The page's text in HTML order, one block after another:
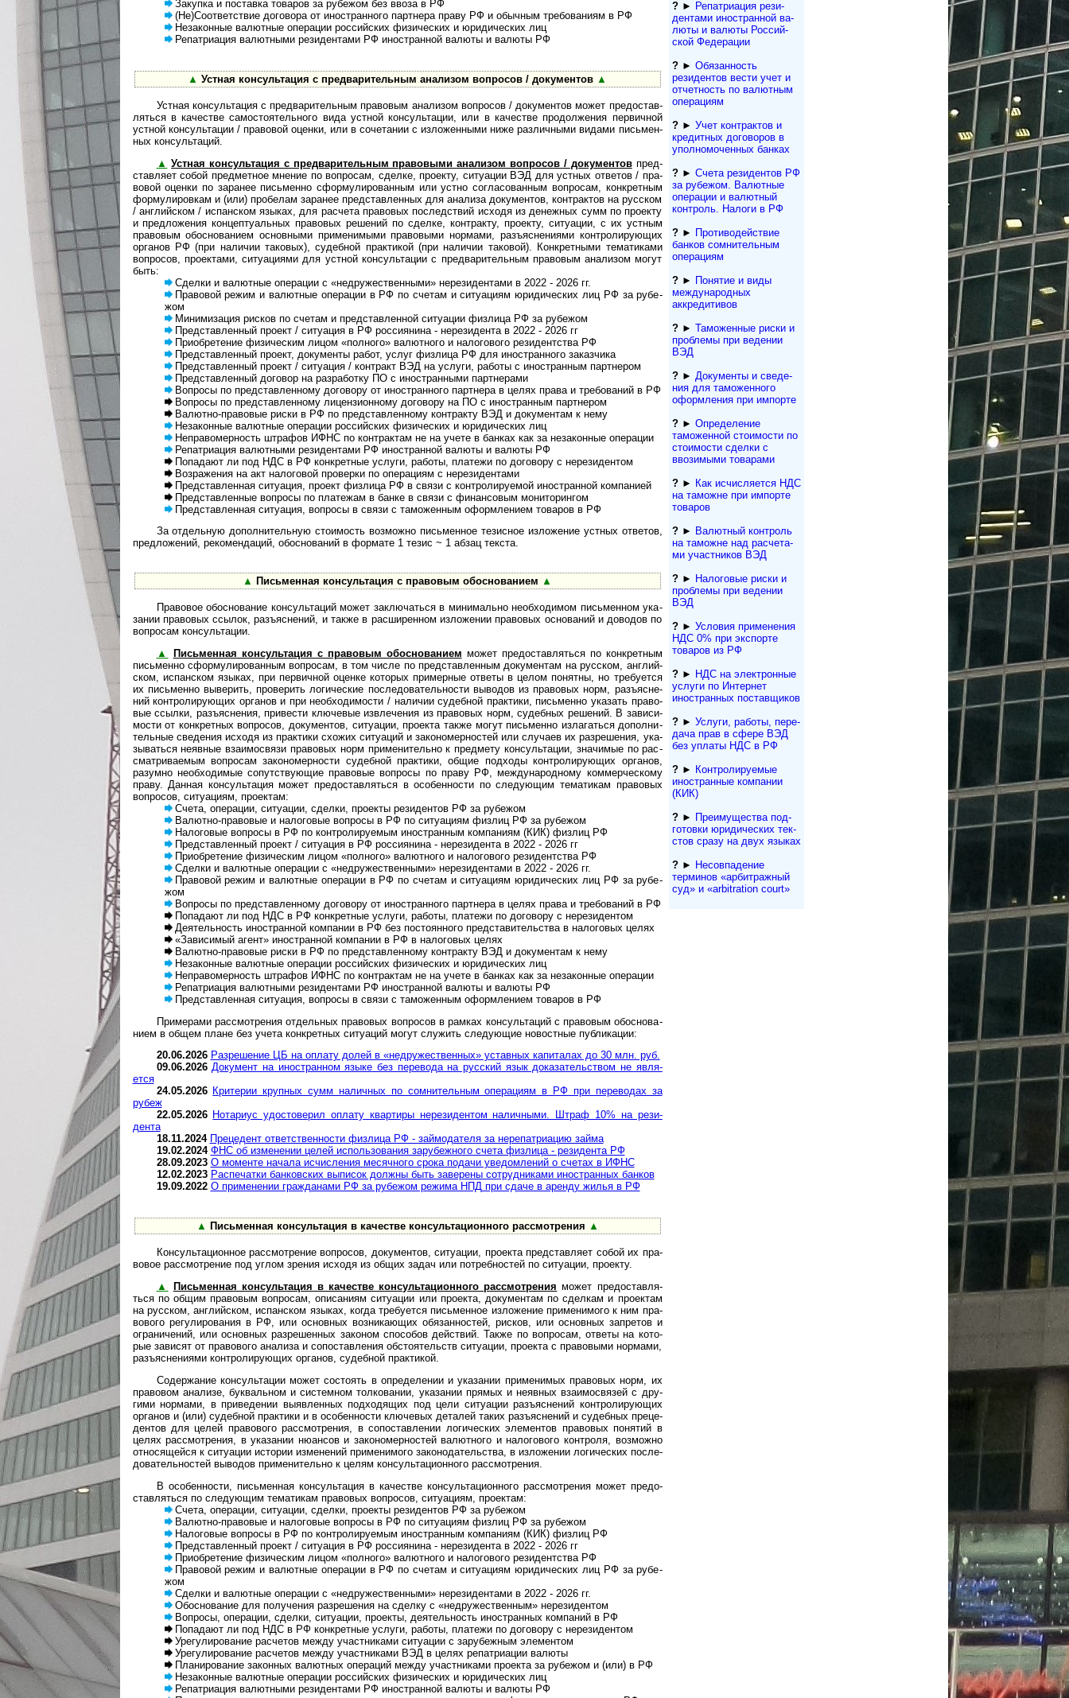
Закупка и поставка товаров за рубежом без ввоза в РФ
(Не)Соответствие договора от ино­ст­ран­ного парт­нера праву РФ и обыч­ным тре­бо­ва­ниям в РФ
Незаконные валютные операции рос­сий­ских физи­чес­ких и юри­ди­чес­ких лиц
Репатриация валютными резидентами РФ ино­ст­ран­ной валюты и валюты РФ
▲ Устная консультация с пред­ва­ри­тель­ным ана­ли­зом воп­ро­сов / доку­ментов ▲
Устная консультация с предварительным правовым ана­ли­зом воп­ро­сов / доку­мен­тов может пре­до­став­
ля­ться в каче­стве само­сто­я­тель­ного вида уст­ной кон­суль­та­ции, или в каче­стве про­дол­же­ния пер­вич­ной
уст­ной кон­суль­та­ции / пра­во­вой оце­нки, или в соче­та­нии с изло­жен­ными ниже раз­лич­ными видами пись­мен­
ных кон­суль­таций.
▲ Устная консультация с предварительным правовыми ана­ли­зом воп­ро­сов / доку­мен­товпред­
став­ляет собой пред­мет­ное мне­ние по воп­ро­сам, сде­лке, про­екту, ситу­ации ВЭД для уст­ных отве­тов / пра­
во­вой оце­нки по зара­нее пись­менно сфор­му­ли­ро­ван­ным или устно согла­со­ван­ным воп­ро­сам, кон­к­рет­ным
фор­му­ли­ров­кам и (или) про­бе­лам зара­нее пред­став­лен­ных для ана­лиза доку­мен­тов, кон­т­рак­тов на рус­ском
/ анг­лий­ском / испан­ском язы­ках, для рас­чета пра­во­вых пос­лед­ст­вий исходя из денеж­ных сумм по про­екту
и пред­ло­же­ния кон­цеп­ту­аль­ных пра­во­вых реше­ний по сде­лке, кон­т­ра­кту, про­екту, ситу­а­ции, с их уст­ным
пра­во­вым обо­сно­ва­нием основ­ными при­ме­ни­мыми пра­во­выми нор­мами, разъ­яс­не­ни­ями конт­ро­ли­рую­щих
орга­нов РФ (при нали­чии тако­вых), судеб­ной прак­ти­кой (при нали­чии тако­вой). Конк­рет­ными тема­ти­ками
воп­ро­сов, про­ек­тами, ситу­а­ци­ями для уст­ной кон­суль­та­ции с пред­ва­ри­тель­ным пра­во­вым ана­ли­зом могут
быть:
Сделки и валют­ные опе­ра­ции с «недру­жест­вен­ными» нере­зи­ден­тами в 2022 - 2026 гг.
Правовой режим и валютные операции в РФ по сче­там и ситу­а­циям юри­ди­чес­ких лиц РФ за рубе­
жом
Минимизация рисков по сче­там и пред­став­лен­ной ситу­а­ции физ­лица РФ за рубе­жом
Представленный про­ект / ситу­а­ция в РФ рос­сия­нина - нере­зи­дента в 2022 - 2026 гг
Приобретение физическим лицом «полного» валютного и налогового резидентства РФ
Представленный проект, документы работ, услуг физ­лица РФ для ино­ст­ран­ного заказ­чика
Представленный проект / ситуация / контракт ВЭД на услуги, работы с ино­ст­ран­ным парт­не­ром
Представленный договор на разработку ПО с ино­ст­ран­ными парт­не­рами
Вопросы по представленному договору от ино­ст­ран­ного парт­нера в целях права и тре­бо­ва­ний в РФ
Вопросы по представленному лицензионному договору на ПО с ино­ст­ран­ным парт­нером
Валютно-правовые риски в РФ по представленному контракту ВЭД и документам к нему
Незаконные валютные операции рос­сий­ских физи­чес­ких и юри­ди­чес­ких лиц
Неправомерность штрафов ИФНС по контрактам не на учете в бан­ках как за неза­кон­ные опе­рации
Репатриация валютными резидентами РФ ино­ст­ран­ной валюты и валюты РФ
Попадают ли под НДС в РФ конкретные услуги, работы, платежи по дого­вору с нере­зи­дентом
Возражения на акт налоговой проверки по опера­циям с нере­зи­ден­тами
Представленная ситуация, проект физлица РФ в связи с конт­ро­ли­ру­е­мой ино­ст­ран­ной ком­па­нией
Представленные вопросы по платежам в банке в связи с финан­со­вым мони­то­рингом
Представленная ситуация, вопросы в связи с тамо­жен­ным оформ­ле­нием това­ров в РФ
За отдельную дополнительную стоимость возможно пись­мен­ное тезис­ное изло­же­ние уст­ных отве­тов,
пред­ло­же­ний, реко­мен­да­ций, обо­сно­ва­ний в фор­мате 1 тезис ~ 1 абзац текста.
▲ Письменная консультация с пра­во­вым обо­сно­ва­нием ▲
Правовое обоснование консультаций может заклю­ча­ться в мини­ма­льно необ­хо­ди­мом пись­мен­ном ука­
за­нии пра­во­вых ссы­лок, разъ­яс­не­ний, и также в рас­ши­рен­ном изло­же­нии пра­во­вых осно­ва­ний и дово­дов по
воп­ро­сам кон­суль­тации.
▲
Письменная консультация с правовым обоснованием может пре­до­став­ля­ться по кон­к­рет­ным
пись­менно сфор­му­ли­ро­ван­ным воп­ро­сам, в том числе по пред­став­лен­ным доку­мен­там на рус­ском, анг­лий­
ском, испан­ском язы­ках, при пер­вич­ной оце­нке кото­рых при­мер­ные ответы в целом поня­тны, но тре­буе­тся
их пись­менно выве­рить, про­ве­рить логи­чес­кие после­до­ва­тель­но­сти выво­дов из пра­во­вых норм, разъ­яс­не­
ний конт­ро­ли­рую­щих орга­нов и при необ­хо­ди­мо­сти / нали­чии судеб­ной прак­тики, пись­менно ука­зать пра­во­
вые ссы­лки, разъ­яс­не­ния, при­ве­сти клю­че­вые извле­че­ния из пра­во­вых норм, судеб­ных реше­ний. В зави­си­
мо­сти от кон­к­рет­ных воп­ро­сов, доку­мен­тов, ситу­а­ции, про­екта также могут пись­менно изла­га­ться допол­ни­
тель­ные све­де­ния исходя из прак­тики схо­жих ситу­а­ций и зако­но­мер­нос­тей или слу­чаев их раз­ре­ше­ния, ука­
зы­ва­ться неяв­ные вза­и­мо­связи пра­во­вых норм при­ме­ни­те­льно к пред­мету кон­суль­та­ции, зна­чи­мые по рас­
смат­ри­вае­мым воп­ро­сам зако­но­мер­но­сти судеб­ной прак­тики, общие под­ходы кон­т­ро­ли­рую­щих орга­нов,
разу­мно необ­хо­ди­мые сопут­ст­вую­щие пра­во­вые воп­росы по праву РФ, меж­ду­на­род­ному ком­мер­чес­кому
праву. Дан­ная кон­суль­та­ция может пре­до­став­ля­ться в осо­бен­но­сти по сле­дую­щим тема­ти­кам пра­во­вых
воп­ро­сов, ситу­а­циям, про­ек­там:
Счета, операции, ситуации, сделки, про­екты рези­ден­тов РФ за рубе­жом
Валютно-правовые и налоговые воп­росы в РФ по ситу­а­циям физ­лиц РФ за рубежом
Налоговые воп­росы в РФ по кон­т­ро­ли­ру­е­мым ино­ст­ран­ным ком­па­ниям (КИК) физ­лиц РФ
Представленный про­ект / ситу­а­ция в РФ рос­сия­нина - нере­зи­дента в 2022 - 2026 гг
Приобретение физическим лицом «полного» валютного и налогового резидентства РФ
Сделки и валют­ные опе­ра­ции с «недру­жест­вен­ными» нере­зи­ден­тами в 2022 - 2026 гг.
Правовой режим и валютные операции в РФ по сче­там и ситу­а­циям юри­ди­чес­ких лиц РФ за рубе­
жом
Вопросы по представленному договору от ино­ст­ран­ного парт­нера в целях права и тре­бо­ва­ний в РФ
Попадают ли под НДС в РФ конкретные услуги, работы, платежи по дого­вору с нере­зи­дентом
Деятельность иностранной компании в РФ без постоянного пред­ста­ви­те­ль­ства в нало­го­вых целях
«Зависимый агент» иностранной компании в РФ в нало­го­вых целях
Валютно-правовые риски в РФ по представленному конт­ракту ВЭД и доку­мен­там к нему
Незаконные валютные операции рос­сий­ских физи­чес­ких и юри­ди­чес­ких лиц
Неправомерность штрафов ИФНС по контрактам не на учете в бан­ках как за неза­кон­ные опе­рации
Репатриация валютными резидентами РФ ино­ст­ран­ной валюты и валюты РФ
Представленная ситуация, вопросы в связи с тамо­жен­ным оформ­ле­нием това­ров в РФ
Примерами рассмотрения отдельных право­вых воп­ро­сов в рам­ках кон­суль­та­ций с пра­во­вым обо­сно­ва­
нием в общем плане без учета кон­к­рет­ных ситу­а­ций могут слу­жить сле­дую­щие ново­ст­ные пуб­ли­кации:
20.06.2026 Разрешение ЦБ на оплату долей в «недру­жест­вен­ных» уставных капи­та­лах до 30 млн. руб.
09.06.2026 Документ на иностранном языке без перевода на рус­ский язык дока­за­тель­ст­вом не явля­
ется
24.05.2026 Критерии крупных сумм наличных по сом­ни­тель­ным опе­ра­циям в РФ при пере­во­дах за
рубеж
22.05.2026 Нотариус удостоверил оплату квар­тиры нере­зи­ден­том налич­ными. Штраф 10% на рези­
дента
18.11.2024 Прецедент от­вет­ст­вен­но­сти физ­лица РФ - зай­мо­да­те­ля за нере­пат­ри­а­цию зай­ма
19.02.2024 ФНС об изменении целей использования зару­беж­ного счета физ­лица - рези­дента РФ
28.09.2023 О моменте начала исчисления месячного срока подачи уве­до­м­ле­ний о счетах в ИФНС
12.02.2023 Рас­пе­ча­тки бан­ков­ских вы­пи­сок дол­жны быть заве­рены сотруд­ни­ками ино­ст­ран­ных бан­ков
19.09.2022 О применении граж­да­на­ми РФ за ру­бе­жом ре­жи­ма НПД при сда­че в арен­ду жилья в РФ
▲ Пись­менная консультация в каче­стве кон­суль­та­ци­он­ного рас­смот­рения ▲
Консультационное рассмотрение вопросов, документов, ситу­а­ции, про­екта пред­став­ляет собой их пра­
во­вое рас­смот­ре­ние под углом зре­ния исходя из общих задач или потреб­нос­тей по ситу­а­ции, про­екту.
▲
Письменная консультация в качестве консульта­ци­он­ного рас­смот­ре­ния может пре­до­став­ля­
ться по общим пра­во­вым воп­ро­сам, опи­са­ниям ситу­а­ции или про­екта, доку­мен­там по сдел­кам и про­ек­там
на рус­ском, анг­лий­ском, испан­ском язы­ках, когда тре­бу­ется пись­мен­ное изло­же­ние при­ме­ни­мого к ним пра­
во­вого регу­ли­ро­ва­ния в РФ, или основ­ных воз­ни­каю­щих обя­зан­нос­тей, рис­ков, или основ­ных зап­ре­тов и
огра­ни­че­ний, или основ­ных раз­ре­шен­ных зако­ном спо­со­бов дейст­вий. Также по воп­ро­сам, ответы на кото­
рые зави­сят от пра­во­вого ана­лиза и сопо­став­ле­ния обсто­я­тельств ситу­а­ции, про­екта с пра­во­выми нор­мами,
разъ­яс­не­ни­ями кон­т­ро­ли­рую­щих орга­нов, судеб­ной прак­тикой.
Содержание консультации может состоять в опреде­ле­нии и ука­за­нии при­ме­ни­мых пра­во­вых норм, их
пра­во­вом ана­лизе, бук­ва­ль­ном и сис­тем­ном тол­ко­ва­нии, ука­за­нии пря­мых и неяв­ных вза­и­мо­свя­зей с дру­
гими нор­мами, в при­ве­де­нии выяв­лен­ных под­хо­дя­щих под цели ситу­а­ции разъ­яс­не­ний конт­ро­ли­рую­щих
орга­нов и (или) судеб­ной прак­тики и в осо­бен­но­сти клю­че­вых дета­лей таких разъ­яс­не­ний и судеб­ных пре­це­
ден­тов для целей пра­во­вого рас­смот­ре­ния, в сопо­став­ле­нии логи­чес­ких эле­мен­тов пра­во­вых поня­тий в
целях рас­смот­ре­ния, в ука­за­нии нюан­сов и зако­но­мер­нос­тей валют­ного и нало­го­вого конт­роля, воз­мо­жно
отно­ся­щейся к ситу­а­ции исто­рии изме­не­ний при­ме­ни­мого зако­но­да­тель­ства, в изло­же­нии логи­чес­ких после­
до­ва­тель­нос­тей выво­дов при­ме­ни­те­льно к целям кон­суль­та­ци­он­ного рас­смот­рения.
В особенности, письменная консультация в каче­стве кон­суль­та­ци­он­ного рас­смот­ре­ния может пре­до­
став­ля­ться по сле­дую­щим тема­ти­кам пра­во­вых воп­ро­сов, ситу­а­циям, про­ектам:
Счета, операции, ситуации, сделки, про­екты рези­ден­тов РФ за рубе­жом
Валютно-правовые и налоговые воп­росы в РФ по ситу­а­циям физ­лиц РФ за рубежом
Налоговые воп­росы в РФ по кон­т­ро­ли­ру­е­мым ино­ст­ран­ным ком­па­ниям (КИК) физ­лиц РФ
Представленный про­ект / ситу­а­ция в РФ рос­сия­нина - нере­зи­дента в 2022 - 2026 гг
Приобретение физическим лицом «полного» валютного и налогового резидентства РФ
Правовой режим и валютные операции в РФ по сче­там и ситу­а­циям юри­ди­чес­ких лиц РФ за рубе­
жом
Сделки и валют­ные опе­ра­ции с «недру­жест­вен­ными» нере­зи­ден­тами в 2022 - 2026 гг.
Обоснование для получения разрешения на сделку с «недру­жест­вен­ным» нере­зи­ден­том
Вопросы, операции, сделки, ситуации, проекты, дея­те­ль­ность ино­ст­ран­ных ком­па­ний в РФ
Попадают ли под НДС в РФ конкретные услуги, работы, платежи по дого­вору с нере­зи­дентом
Урегулирование расчетов между участниками ситу­а­ции с зару­беж­ным эле­мен­том
Урегулирование расчетов между участниками ВЭД в целях репат­ри­а­ции валюты
Планирование законных валютных операций между участ­ни­ками про­екта за рубе­жом и (или) в РФ
Незаконные валютные операции рос­сий­ских физи­чес­ких и юри­ди­чес­ких лиц
Репатриация валютными резидентами РФ ино­ст­ран­ной валюты и валюты РФ
?► Репатриация ре­зи­
ден­та­ми иностранной ва­
лю­ты и валюты Рос­сий­
ской Федерации
?► Обязанность
резиден­тов вести учет и
отчетность по валютным
операциям
?► Учет контрактов и
кре­дит­ных договоров в
упол­номоченных банках
?► Счета резидентов РФ
за рубежом. Валютные
операции и валютный
контроль. Налоги в РФ
?► Противодействие
банков сомнительным
операциям
?► Понятие и виды
международных
аккредитивов
?► Таможенные риски и
проблемы при ведении
ВЭД
?► Документы и све­де­
ния для та­мо­жен­но­го
офор­м­ле­ния при импорте
?► Определение
таможенной стоимости по
стоимости сделки с
ввозимыми товарами
?► Как исчисляется НДС
на таможне при импорте
товаров
?► Валютный контроль
на таможне над рас­че­та­
ми участников ВЭД
?► Налоговые риски и
проблемы при ведении
ВЭД
?► Условия применения
НДС 0% при экспорте
товаров из РФ
?► НДС на электронные
услуги по Интернет
иностранных поставщиков
?► Услуги, работы, пе­ре­
да­ча прав в сфере ВЭД
без уплаты НДС в РФ
?► Контролируемые
иностранные компании
(КИК)
?► Преимущества под­
гото­вки юри­ди­чес­ких тек­
с­тов сразу на двух языках
?► Несовпадение
терминов «арбитражный
суд» и «arbitration court»